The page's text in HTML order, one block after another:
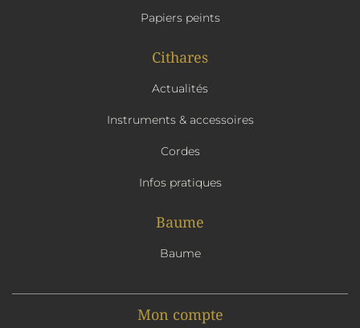
Papiers peints
Cithares
Actualités
Instruments & accessoires
Cordes
Infos pratiques
Baume
Baume
Mon compte